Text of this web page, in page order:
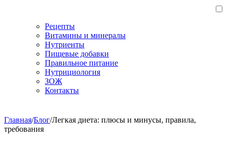
Рецепты
Витамины и минералы
Нутриенты
Пищевые добавки
Правильное питание
Нутрициология
ЗОЖ
Контакты
Главная/Блог/Легкая диета: плюсы и минусы, правила,
требования